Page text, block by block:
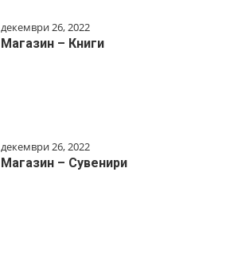
декември 26, 2022
Магазин – Книги
декември 26, 2022
Магазин – Сувенири